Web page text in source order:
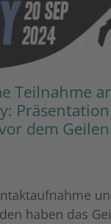
Teilnahme
dem
haben das